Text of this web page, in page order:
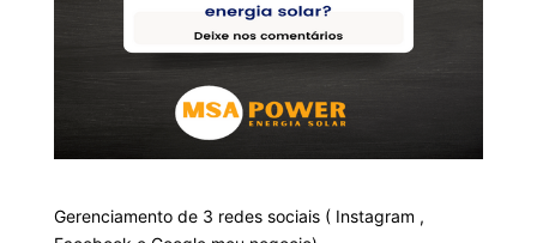
Gerenciamento de 3 redes sociais ( Instagram ,